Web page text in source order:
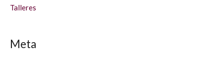
Talleres
Meta